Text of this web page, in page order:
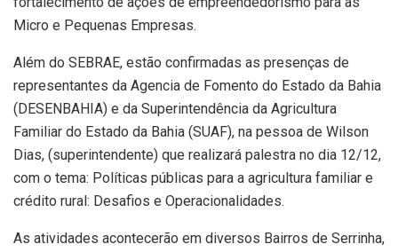
Micro e Pequenas Empresas.
Além do SEBRAE, estão confirmadas as presenças de
representantes da Agencia de Fomento do Estado da Bahia
(DESENBAHIA) e da Superintendência da Agricultura
Familiar do Estado da Bahia (SUAF), na pessoa de Wilson
Dias, (superintendente) que realizará palestra no dia 12/12,
com o tema: Políticas públicas para a agricultura familiar e
crédito rural: Desafios e Operacionalidades.
As atividades acontecerão em diversos Bairros de Serrinha,